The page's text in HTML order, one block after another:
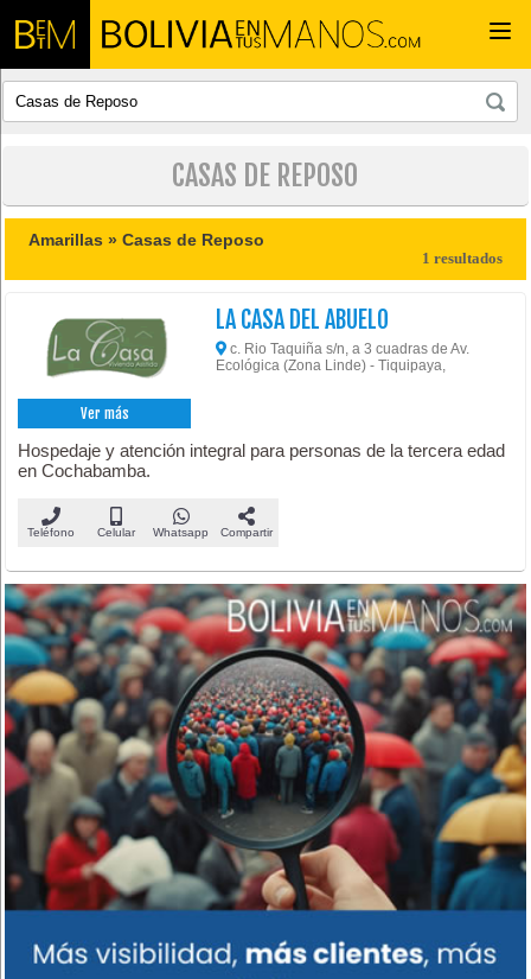
CASAS DE REPOSO
Amarillas »Casas de Reposo
1 resultados
Ver más
LA CASA DEL ABUELO
c. Rio Taquiña s/n, a 3 cuadras de Av.
Ecológica (Zona Linde) - Tiquipaya,
Hospedaje y atención integral para personas de la tercera edad
en Cochabamba.
Teléfono Celular Whatsapp Compartir